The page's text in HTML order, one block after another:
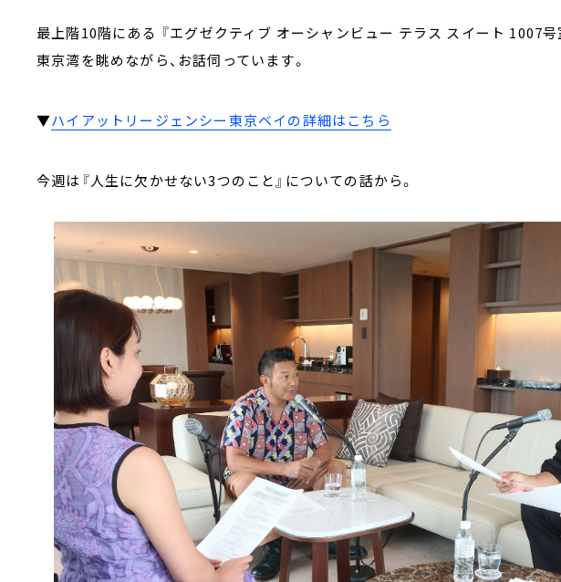
最上階10階にある 『エグゼクティブ オーシャンビュー テラス スイート 1007号
東京湾を眺めながら、お話伺っています。
▼ハイアットリージェンシー東京ベイの詳細はこちら
今週は『人生に欠かせない3つのこと』についての話から。